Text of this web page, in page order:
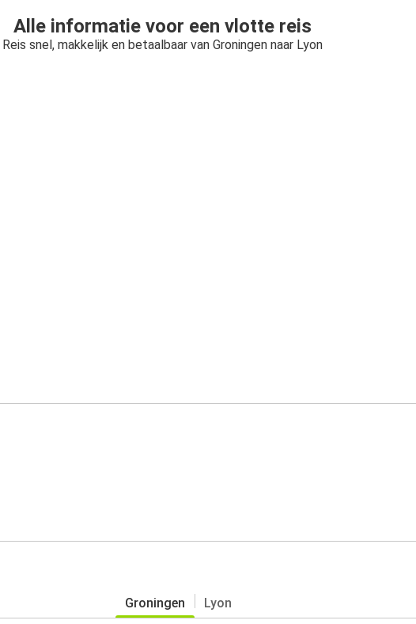
Alle informatie voor een vlotte reis
Reis snel, makkelijk en betaalbaar van Groningen naar Lyon
Groningen Lyon